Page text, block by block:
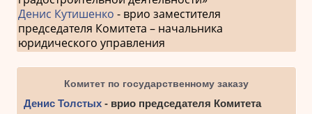
Денис Кутишенко - врио заместителя
председателя Комитета – начальника
юридического управления
Комитет по государственному заказу
Денис Толстых- врио председателя Комитета